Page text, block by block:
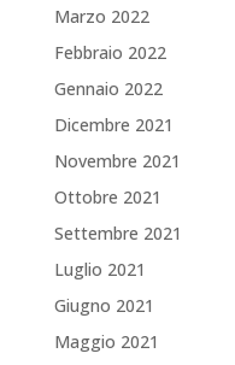
Marzo 2022
Febbraio 2022
Gennaio 2022
Dicembre 2021
Novembre 2021
Ottobre 2021
Settembre 2021
Luglio 2021
Giugno 2021
Maggio 2021